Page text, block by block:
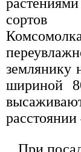
сортов
землянику
шириной
При